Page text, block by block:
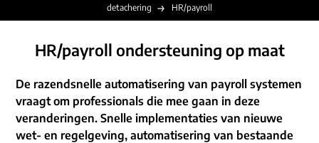
implementatie
optimalisatie
overige diensten
werving & selectie
vacatures
communicatie
referenties
outsourcing
detachering
consultancy
over ons
werken bij
contact
detachering HR/payroll
HR/payroll ondersteuning op maat
De razendsnelle automatisering van payroll systemen
vraagt om professionals die mee gaan in deze
veranderingen. Snelle implementaties van nieuwe
wet- en regelgeving, automatisering van bestaande